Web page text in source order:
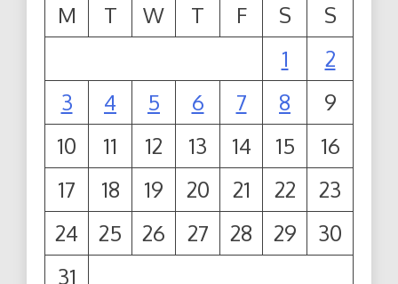
M
T W T F S
S
1
2
3
4 5 6 7 8
9
10
11 12 13 14 15
16
17
18 19 20 21 22
23
24
25 26 27 28 29
30
31